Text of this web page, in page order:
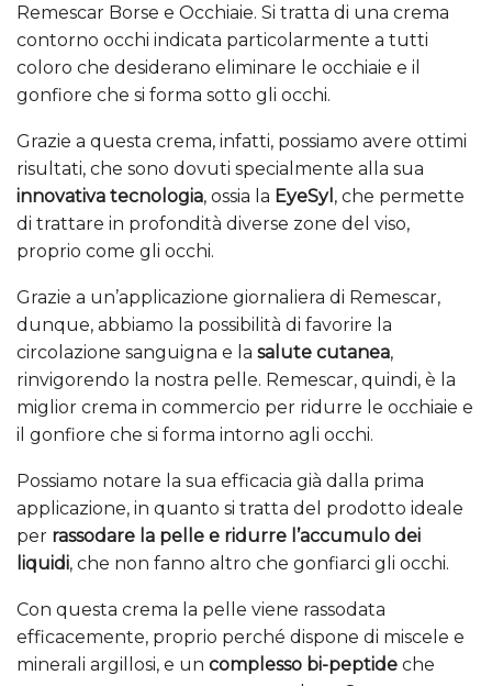
Remescar Borse e Occhiaie. Si tratta di una crema
contorno occhi indicata particolarmente a tutti
coloro che desiderano eliminare le occhiaie e il
gonfiore che si forma sotto gli occhi.
Grazie a questa crema, infatti, possiamo avere ottimi
risultati, che sono dovuti specialmente alla sua
innovativa tecnologia, ossia la EyeSyl , che permette
di trattare in profondità diverse zone del viso,
proprio come gli occhi.
Grazie a un’applicazione giornaliera di Remescar,
dunque, abbiamo la possibilità di favorire la
circolazione sanguigna e la salute cutanea,
rinvigorendo la nostra pelle. Remescar, quindi, è la
miglior crema in commercio per ridurre le occhiaie e
il gonfiore che si forma intorno agli occhi.
Possiamo notare la sua efficacia già dalla prima
applicazione, in quanto si tratta del prodotto ideale
per rassodare la pelle e ridurre l’accumulo dei
liquidi, che non fanno altro che gonfiarci gli occhi.
Con questa crema la pelle viene rassodata
efficacemente, proprio perché dispone di miscele e
minerali argillosi, e un complesso bi-peptide che